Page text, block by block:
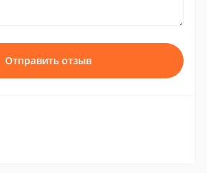
Отправить отзыв